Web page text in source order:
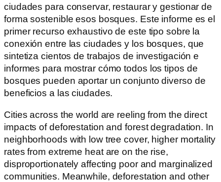
ciudades para conservar, restaurar y gestionar de
forma sostenible esos bosques. Este informe es el
primer recurso exhaustivo de este tipo sobre la
conexión entre las ciudades y los bosques, que
sintetiza cientos de trabajos de investigación e
informes para mostrar cómo todos los tipos de
bosques pueden aportar un conjunto diverso de
beneficios a las ciudades.
Cities across the world are reeling from the direct
impacts of deforestation and forest degradation. In
neighborhoods with low tree cover, higher mortality
rates from extreme heat are on the rise,
disproportionately affecting poor and marginalized
communities. Meanwhile, deforestation and other